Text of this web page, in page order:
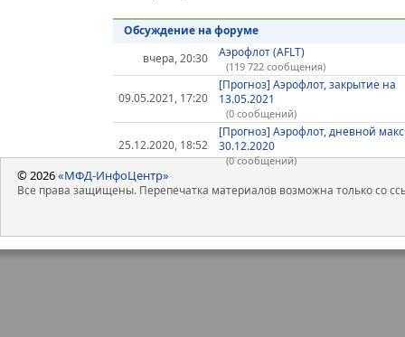
Обсуждение на форуме
вчера, 20:30
Аэрофлот (AFLT)
(119 722 сообщения)
09.05.2021, 17:20
[Прогноз] Аэрофлот, закрытие на
13.05.2021
(0 сообщений)
25.12.2020, 18:52
[Прогноз] Аэрофлот, дневной
30.12.2020
(0 сообщений)
© 2026«МФД-ИнфоЦентр»
Все права защищены. Перепечатка материалов возможна только со